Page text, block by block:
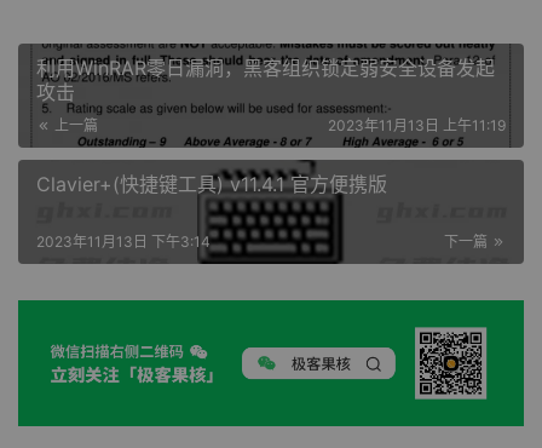
利用WinRAR零日漏洞，黑客组织锁定弱安全设备发起
攻击
上一篇 2023年11月13日 上午11:19
Clavier+(快捷键工具) v11.4.1 官方便携版
下一篇
2023年11月13日 下午3:14